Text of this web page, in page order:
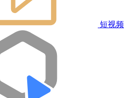
短视频